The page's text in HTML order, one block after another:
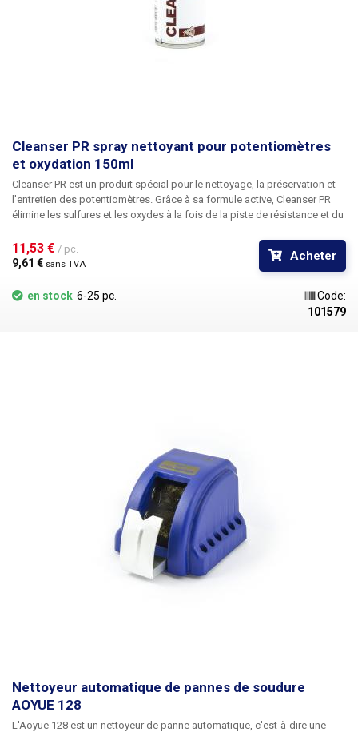
Cleanser PR spray nettoyant pour potentiomètres
et oxydation 150ml
Cleanser PR est un produit spécial pour le nettoyage, la préservation et
l'entretien des potentiomètres. Grâce à sa formule active, Cleanser PR
élimine les sulfures et les oxydes à la fois de la piste de résistance et du
à sa formulation, Cleanser PR peut être appliqué sur tous les types de
potentiomètres. Le spray comprend également un tube d'application
pour une meilleure distribution. Volume : 150ml Substance inflammable
11,53 € / pc.
9,61 € sans TVA
Acheter
en stock 6-25 pc.
Code:
101579
Nettoyeur automatique de pannes de soudure
AOYUE 128
L'Aoyue 128 est un nettoyeur de panne automatique, c'est-à-dire une